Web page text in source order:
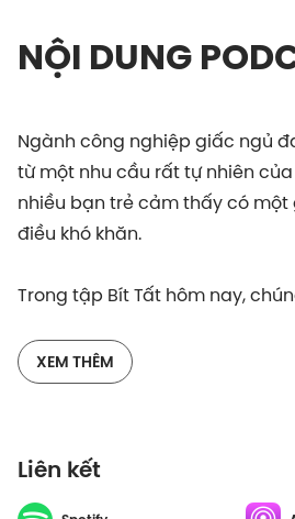
NỘI DUNG
Ngành công nghiệp giấc ngủ
từ một nhu cầu rất tự nhiên
nhiều bạn trẻ cảm thấy có
điều khó khăn.
Trong tập Bít Tất hôm nay,
khó ngủ. Và ngành công
thầm bào mòn chiếc ví yêu
Tạp chí Vogue nhận định “Giấc
mà bạn không thể nào mua
XEM THÊM
Liên kết